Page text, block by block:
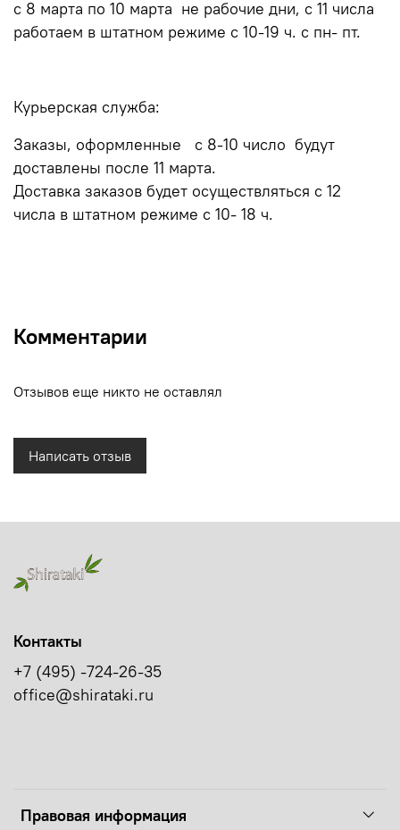
с 8 марта по 10 марта не рабочие дни, с 11 числа
работаем в штатном режиме с 10-19 ч. с пн- пт.
Курьерская служба:
Заказы, оформленные с 8-10 число будут
доставлены после 11 марта.
Доставка заказов будет осуществляться с 12
числа в штатном режиме с 10- 18 ч.
Комментарии
Отзывов еще никто не оставлял
Написать отзыв
Правовая информация
Контакты
+7 (495) -724-26-35
office@shirataki.ru